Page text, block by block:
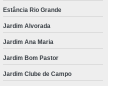
Estância Rio Grande
Jardim Alvorada
Jardim Ana Maria
Jardim Bom Pastor
Jardim Clube de Campo